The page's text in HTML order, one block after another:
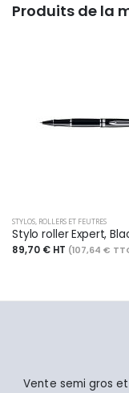
Produits de la
STYLOS, ROLLERS ET FEUTRES
89,70 € HT (107,64 €
Vente semi gros